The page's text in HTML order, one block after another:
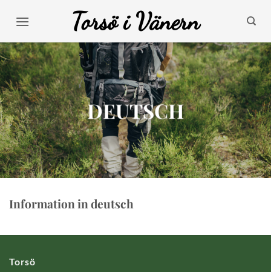
Torsö i Vänern
DEUTSCH
Information in deutsch
Torsö